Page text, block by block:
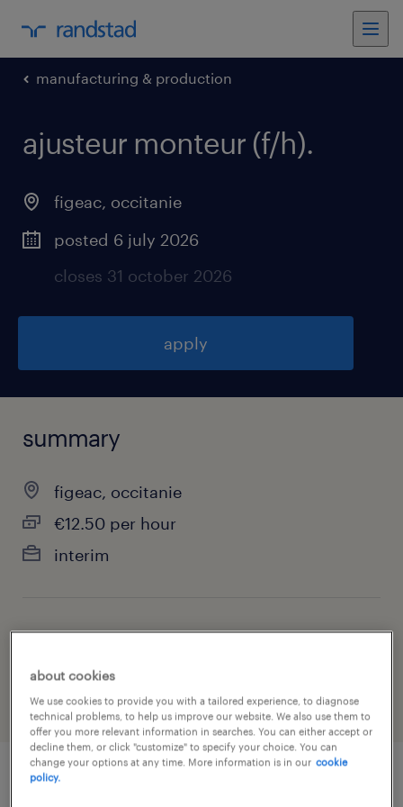
manufacturing & production
ajusteur monteur (f/h).
figeac, occitanie
posted 6 july 2026
closes 31 october 2026
apply
summary
figeac, occitanie
€12.50 per hour
interim
job category
manufacturing & production
about cookies
We use cookies to provide you with a tailored experience, to diagnose
technical problems, to help us improve our website. We also use them to
offer you more relevant information in searches. You can either accept or
decline them, or click "customize" to specify your choice. You can
change your options at any time. More information is in our cookie
policy.